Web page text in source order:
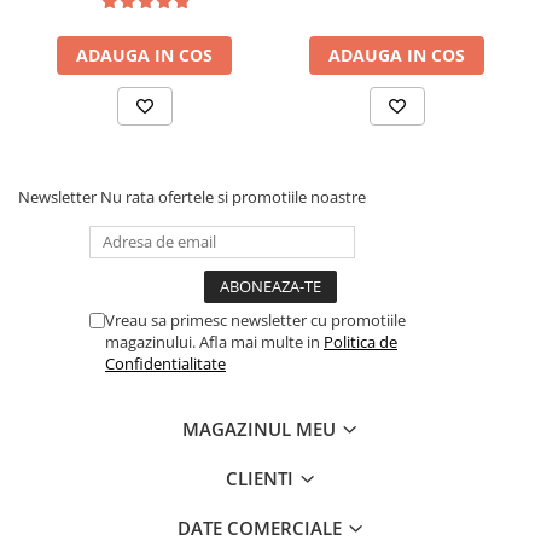
2. Agitare:Agită bine flaconul pentru a omogeniza
compușii de hidratare.
3. Aplicare:Pune o cantitate mică de balsam pe un
aplicator de microfibră sau pe un burete moale.
circulare, lucrând pe secțiuni.
5-10 minute, apoi șterge orice surplus cu o lavetă
de microfibră curată și uscată pentru a uniformiza
aspectul mat.
ADAUGA IN COS ADAUGA IN COS
Newsletter Nu rata ofertele si promotiile noastre
Vreau sa primesc newsletter cu promotiile
magazinului. Afla mai multe in Politica de
Confidentialitate
MAGAZINUL MEU
CLIENTI
DATE COMERCIALE